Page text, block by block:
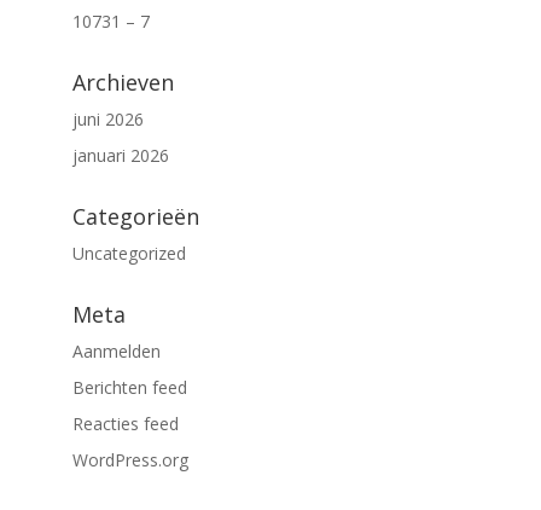
10731 – 7
Archieven
juni 2026
januari 2026
Categorieën
Uncategorized
Meta
Aanmelden
Berichten feed
Reacties feed
WordPress.org